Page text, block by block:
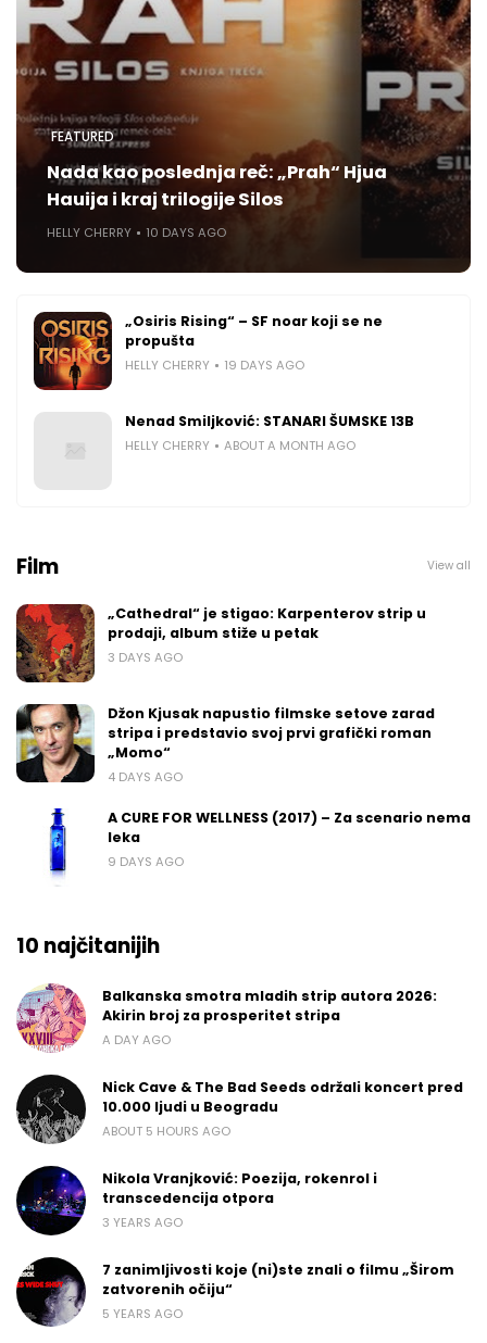
FEATURED
Nada kao poslednja reč: „Prah“ Hjua
Hauija i kraj trilogije Silos
HELLY CHERRY 10 DAYS AGO
„Osiris Rising“ – SF noar koji se ne
propušta
HELLY CHERRY 19 DAYS AGO
Nenad Smiljković: STANARI ŠUMSKE 13B
HELLY CHERRY ABOUT A MONTH AGO
Film View all
„Cathedral“ je stigao: Karpenterov strip u
prodaji, album stiže u petak
3 DAYS AGO
Džon Kjusak napustio filmske setove zarad
stripa i predstavio svoj prvi grafički roman
„Momo“
4 DAYS AGO
A CURE FOR WELLNESS (2017) – Za scenario nema
leka
9 DAYS AGO
10 najčitanijih
Balkanska smotra mladih strip autora 2026:
Akirin broj za prosperitet stripa
A DAY AGO
Nick Cave & The Bad Seeds održali koncert pred
10.000 ljudi u Beogradu
ABOUT 5 HOURS AGO
Nikola Vranjković: Poezija, rokenrol i
transcedencija otpora
3 YEARS AGO
7 zanimljivosti koje (ni)ste znali o filmu „Širom
zatvorenih očiju“
5 YEARS AGO